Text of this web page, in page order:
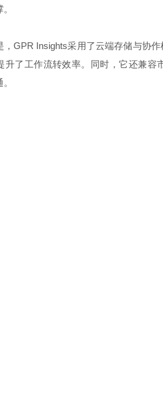
，GPR Insights采用了云端存储与协
升了工作流转效率。同时，它还兼容